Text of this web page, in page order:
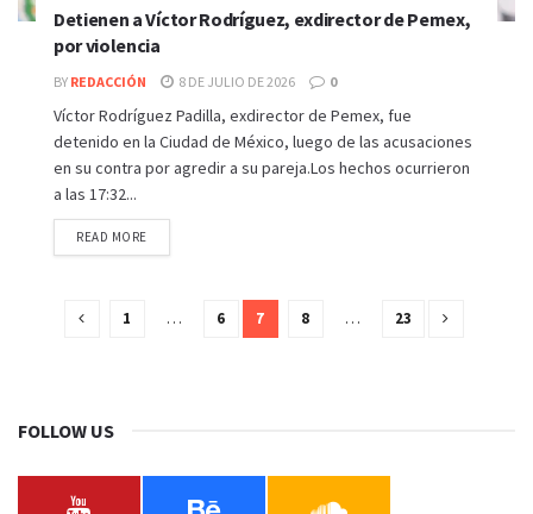
Detienen a Víctor Rodríguez, exdirector de Pemex,
por violencia
BY REDACCIÓN 8 DE JULIO DE 2026 0
Víctor Rodríguez Padilla, exdirector de Pemex, fue
detenido en la Ciudad de México, luego de las acusaciones
en su contra por agredir a su pareja.Los hechos ocurrieron
a las 17:32...
READ MORE
1 … 6 7 8 … 23
FOLLOW US